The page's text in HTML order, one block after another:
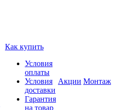
Как купить
Условия
оплаты
Условия
доставки
Гарантия
на товар
Акции Монтаж